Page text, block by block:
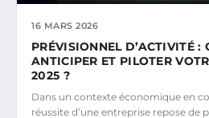
16 MARS 2026
PRÉVISIONNEL D’ACTIVITÉ :
ANTICIPER ET PILOTER
2025 ?
Dans un contexte économique en
réussite d’une entreprise repose de